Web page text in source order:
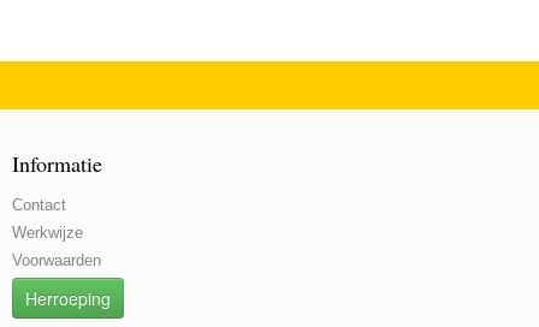
Informatie
Contact
Werkwijze
Voorwaarden
Herroeping